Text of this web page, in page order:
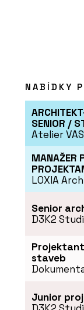
O
NABÍDKY
SENIOR /
Atelier
MANAŽER
LOXIA
Senior
D3K2
staveb
Junior